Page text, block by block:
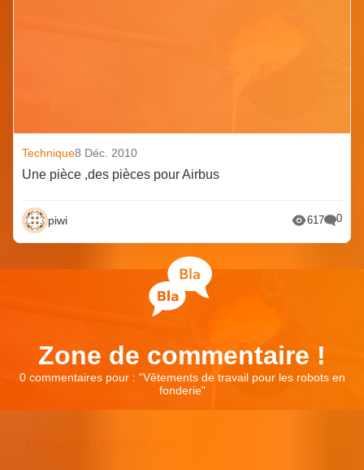
Technique8 Déc. 2010
Une pièce ,des pièces pour Airbus
piwi 617 0
Zone de commentaire !
0 commentaires pour : "Vêtements de travail pour les robots en
fonderie"